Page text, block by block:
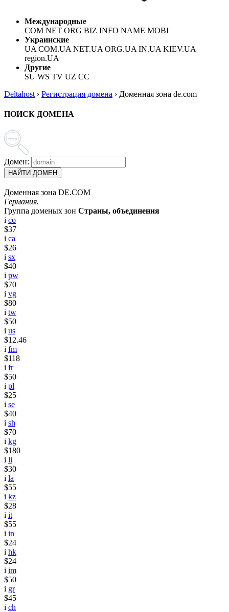
Международные
COM NET ORG BIZ INFO NAME MOBI
Украинские
UA COM.UA NET.UA ORG.UA IN.UA KIEV.UA
region.UA
Другие
SU WS TV UZ CC
Deltahost › Регистрация домена › Доменная зона de.com
ПОИСК ДОМЕНА
Домен:
НАЙТИ ДОМЕН
Доменная зона DE.COM
Германия.
Группа доменых зон Страны, объединения
i co
$37
i ca
$26
i sx
$40
i pw
$70
i vg
$80
i tw
$50
i us
$12.46
i fm
$118
i fr
$50
i pl
$25
i se
$40
i sh
$70
i kg
$180
i li
$30
i la
$55
i kz
$28
i it
$55
i in
$24
i hk
$24
i im
$50
i gr
$45
i ch